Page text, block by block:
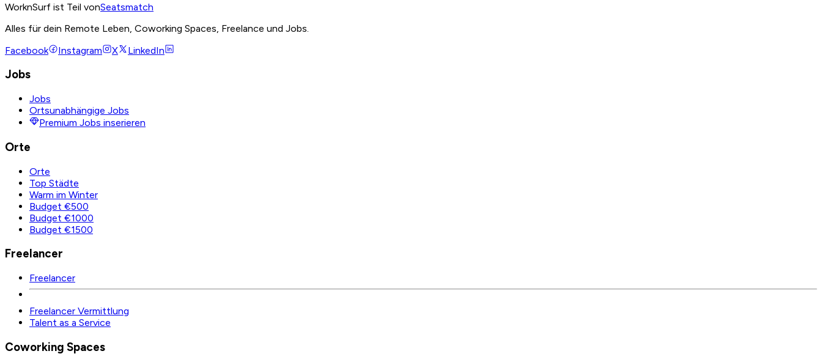
WorknSurf ist Teil vonSeatsmatch
Alles für dein Remote Leben, Coworking Spaces, Freelance und Jobs.
Facebook
Instagram X LinkedIn
Jobs
Jobs
Ortsunabhängige Jobs
Premium Jobs inserieren
Orte
Orte
Top Städte
Warm im Winter
Budget €500
Budget €1000
Budget €1500
Freelancer
Freelancer
Freelancer Vermittlung
Talent as a Service
Coworking Spaces